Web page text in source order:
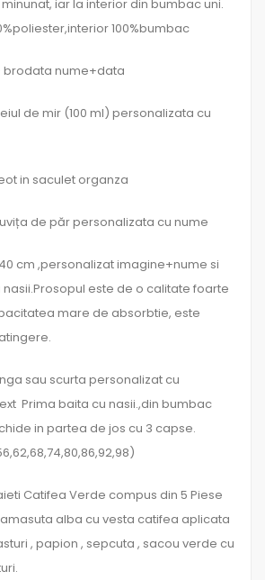
iar la interior din bumbac uni.
100%bumbac
brodata nume+data
de mir (100 ml) personalizata cu
in saculet organza
de păr personalizata cu nume
cm ,personalizat imagine+nume si
este de o calitate foarte
mare de absorbtie, este
sau scurta personalizat cu
Prima baita cu nasii.,din bumbac
in partea de jos cu 3 capse.
Catifea Verde compus din 5 Piese
alba cu vesta catifea aplicata
, papion , sepcuta , sacou verde cu